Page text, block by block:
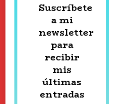
Suscríbete
a mi
newsletter
para
recibir
mis
últimas
entradas